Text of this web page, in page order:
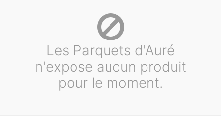
Les Parquets d'Auré
n'expose aucun produit
pour le moment.